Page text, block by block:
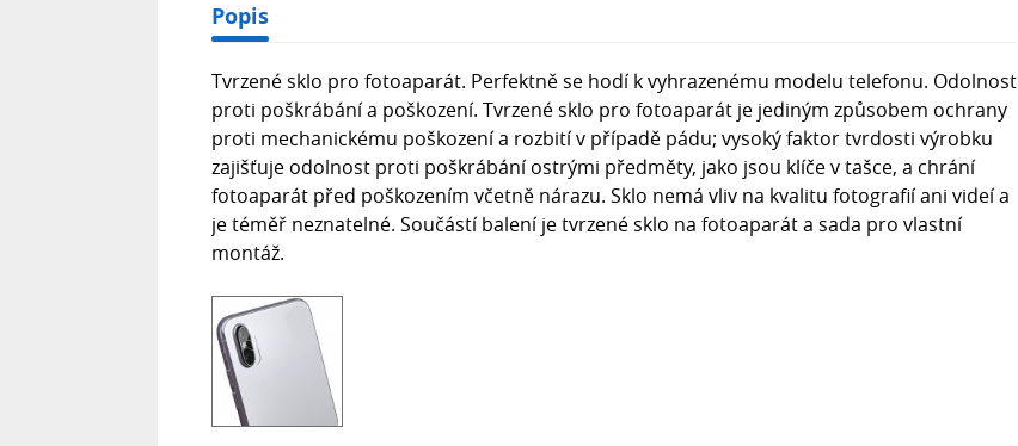
Popis
Tvrzené sklo pro fotoaparát. Perfektně se hodí k vyhrazenému modelu telefonu. Odolnost
proti poškrábání a poškození. Tvrzené sklo pro fotoaparát je jediným způsobem ochrany
proti mechanickému poškození a rozbití v případě pádu; vysoký faktor tvrdosti výrobku
zajišťuje odolnost proti poškrábání ostrými předměty, jako jsou klíče v tašce, a chrání
fotoaparát před poškozením včetně nárazu. Sklo nemá vliv na kvalitu fotografií ani videí a
je téměř neznatelné. Součástí balení je tvrzené sklo na fotoaparát a sada pro vlastní
montáž.